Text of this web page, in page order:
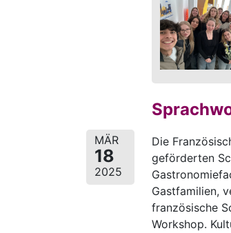
MÄR
18
2025
Die
geförderten
Gastfamilien,
französische
Workshop.